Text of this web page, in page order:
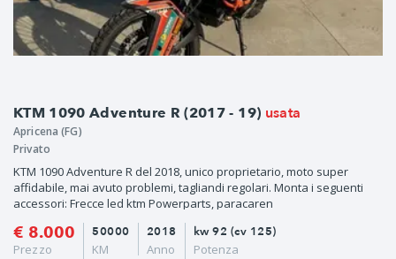
KTM 1090 Adventure R (2017 - 19) usata
Apricena (FG)
Privato
KTM 1090 Adventure R del 2018, unico proprietario, moto super
affidabile, mai avuto problemi, tagliandi regolari. Monta i seguenti
accessori: Frecce led ktm Powerparts, paracaren
€ 8.000
Prezzo
2018
Anno
50000
KM
kw 92 (cv 125)
Potenza